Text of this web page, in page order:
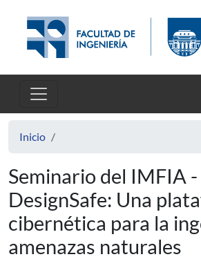
Inicio
Seminario del IMFIA -
DesignSafe: Una
cibernética para la
amenazas naturales